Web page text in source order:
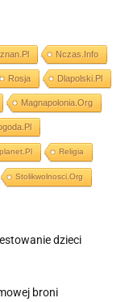
Nczas.info
Rosja Dlapolski.pl
Magnapolonia.org
Religia
Stolikwolnosci.org
dzieci
broni